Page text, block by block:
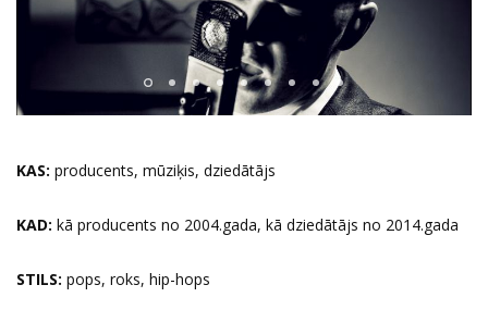
KAS: producents, mūziķis, dziedātājs
KAD: kā producents no 2004.gada, kā dziedātājs no 2014.gada
STILS: pops, roks, hip-hops